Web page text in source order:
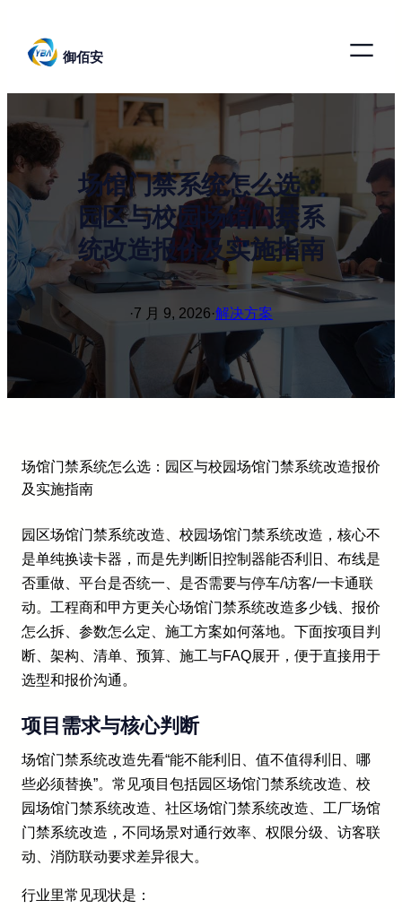
御佰安
场馆门禁系统怎么选：
园区与校园场馆门禁系
统改造报价及实施指南
·7 月 9, 2026·解决方案
场馆门禁系统怎么选：园区与校园场馆门禁系统改造报价
及实施指南
园区场馆门禁系统改造、校园场馆门禁系统改造，核心不
是单纯换读卡器，而是先判断旧控制器能否利旧、布线是
否重做、平台是否统一、是否需要与停车/访客/一卡通联
动。工程商和甲方更关心场馆门禁系统改造多少钱、报价
怎么拆、参数怎么定、施工方案如何落地。下面按项目判
断、架构、清单、预算、施工与FAQ展开，便于直接用于
选型和报价沟通。
项目需求与核心判断
场馆门禁系统改造先看“能不能利旧、值不值得利旧、哪
些必须替换”。常见项目包括园区场馆门禁系统改造、校
园场馆门禁系统改造、社区场馆门禁系统改造、工厂场馆
门禁系统改造，不同场景对通行效率、权限分级、访客联
动、消防联动要求差异很大。
行业里常见现状是：